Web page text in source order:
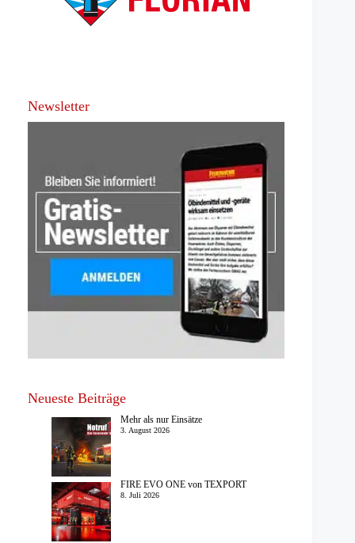
Newsletter
Neueste Beiträge
Mehr als nur Einsätze
3. August 2026
FIRE EVO ONE von TEXPORT
8. Juli 2026